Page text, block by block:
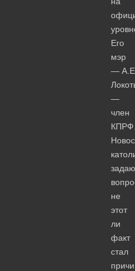
Его
мэр
—
—
член
не
этот
ли
факт
стал